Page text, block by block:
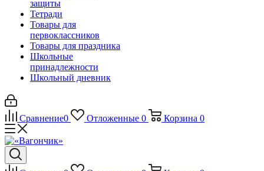
защиты
Тетради
Товары для
первоклассников
Товары для праздника
Школьные
принадлежности
Школьный дневник
Сравнение0 Отложенные 0 Корзина 0